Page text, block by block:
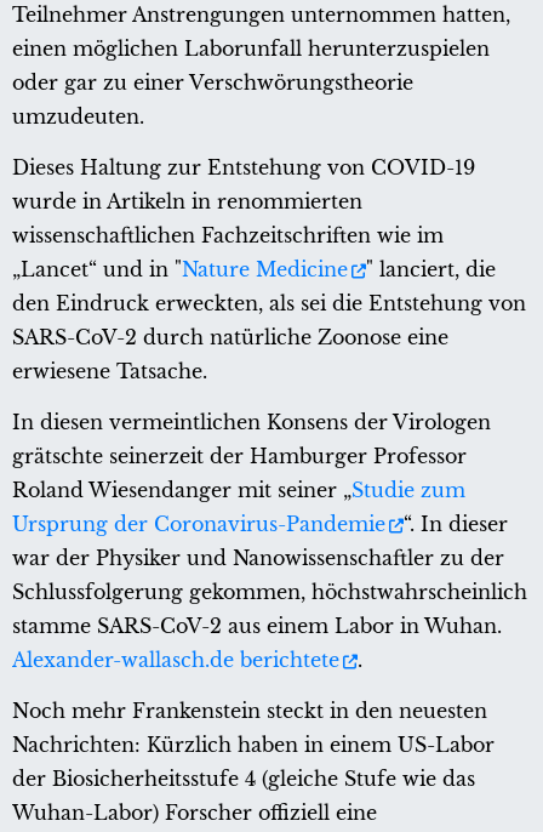
Teilnehmer Anstrengungen unternommen hatten,
einen möglichen Laborunfall herunterzuspielen
oder gar zu einer Verschwörungstheorie
umzudeuten.
Dieses Haltung zur Entstehung von COVID-19
wurde in Artikeln in renommierten
wissenschaftlichen Fachzeitschriften wie im
„Lancet“ und in "Nature Medicine
" lanciert, die
den Eindruck erweckten, als sei die Entstehung von
SARS-CoV-2 durch natürliche Zoonose eine
erwiesene Tatsache.
In diesen vermeintlichen Konsens der Virologen
grätschte seinerzeit der Hamburger Professor
Roland Wiesendanger mit seiner „Studie zum
Ursprung der Coronavirus-Pandemie
“. In dieser
war der Physiker und Nanowissenschaftler zu der
Schlussfolgerung gekommen, höchstwahrscheinlich
stamme SARS-CoV-2 aus einem Labor in Wuhan.
Alexander-wallasch.de berichtete
.
Noch mehr Frankenstein steckt in den neuesten
Nachrichten: Kürzlich haben in einem US-Labor
der Biosicherheitsstufe 4 (gleiche Stufe wie das
Wuhan-Labor) Forscher offiziell eine